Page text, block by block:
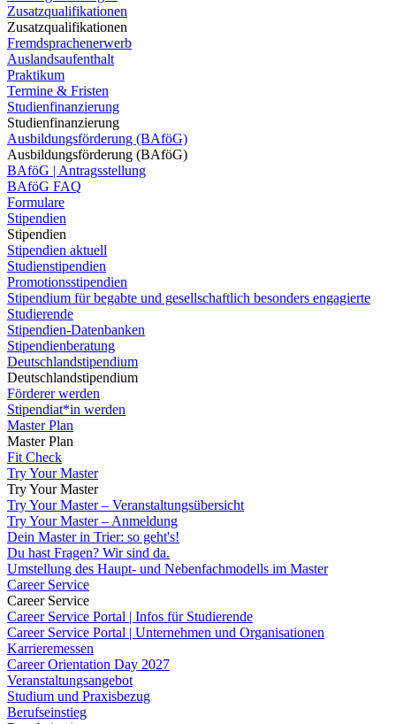
Zusatzqualifikationen
Zusatzqualifikationen
Fremdsprachenerwerb
Auslandsaufenthalt
Praktikum
Termine & Fristen
Studienfinanzierung
Studienfinanzierung
Ausbildungsförderung (BAföG)
Ausbildungsförderung (BAföG)
BAföG | Antragsstellung
BAföG FAQ
Formulare
Stipendien
Stipendien
Stipendien aktuell
Studienstipendien
Promotionsstipendien
Stipendium für begabte und gesellschaftlich besonders engagierte
Studierende
Stipendien-Datenbanken
Stipendienberatung
Deutschlandstipendium
Deutschlandstipendium
Förderer werden
Stipendiat*in werden
Master Plan
Master Plan
Fit Check
Try Your Master
Try Your Master
Try Your Master – Veranstaltungsübersicht
Try Your Master – Anmeldung
Dein Master in Trier: so geht's!
Du hast Fragen? Wir sind da.
Umstellung des Haupt- und Nebenfachmodells im Master
Career Service
Career Service
Career Service Portal | Infos für Studierende
Career Service Portal | Unternehmen und Organisationen
Karrieremessen
Career Orientation Day 2027
Veranstaltungsangebot
Studium und Praxisbezug
Berufseinstieg